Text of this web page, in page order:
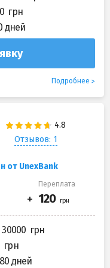
дней
Подробнее
Отзывов: 1
от UnexBank
Переплата
30000
дней